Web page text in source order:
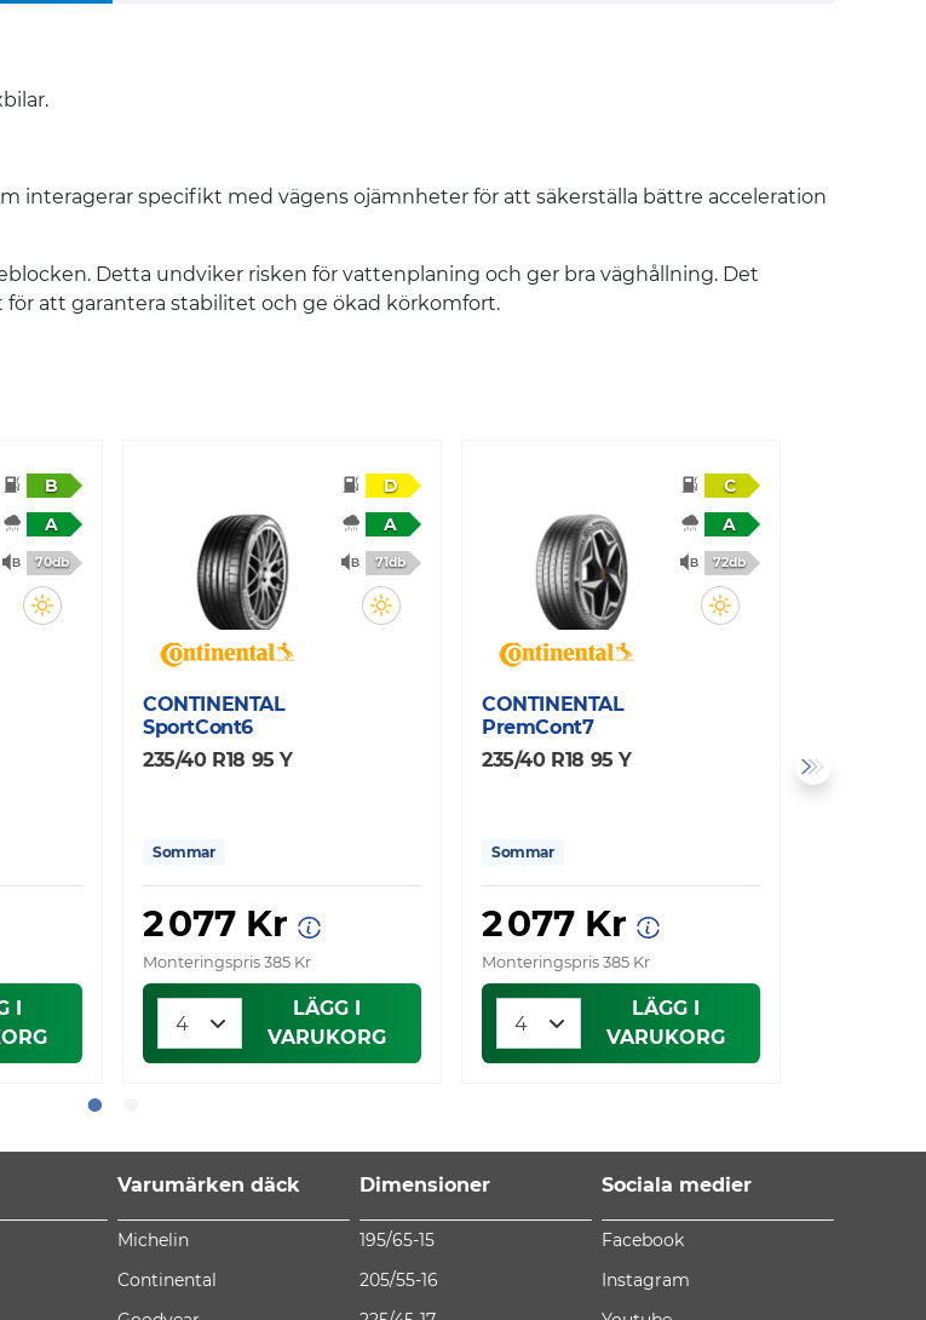
interagerar specifikt med vägens ojämnheter för att säkerställa bättre acceleration
Detta undviker risken för vattenplaning och ger bra väghållning. Det
att garantera stabilitet och ge ökad körkomfort.
B
A
70db
I
D
A
71db
CONTINENTAL
SportCont6
235/40 R18 95 Y
Sommar
2 077 Kr
Monteringspris 385 Kr
LÄGG I
VARUKORG
C
A
72db
CONTINENTAL
PremCont7
235/40 R18 95 Y
Sommar
2 077 Kr
Monteringspris 385 Kr
LÄGG I
VARUKORG
235/40
Varumärken däck
Michelin
Continental
Dimensioner
195/65-15
205/55-16
Sociala medier
Facebook
Instagram